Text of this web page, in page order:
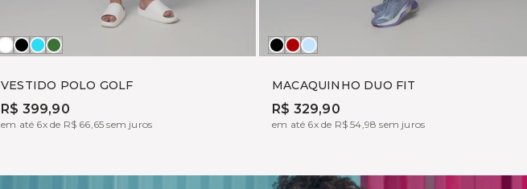
VESTIDO POLO GOLF
R$ 399,90
em até 6x de R$ 66,65 sem juros
Branco
Preto
AZULARMY
MACAQUINHO DUO FIT
R$ 329,90
em até 6x de R$ 54,98 sem juros
PretoCARMIN
DUSTY